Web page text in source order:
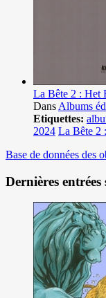
La Bête 2 : Het
Dans Albums
Etiquettes:
2024 La Bête 2
Base de données des
Dernières entrées